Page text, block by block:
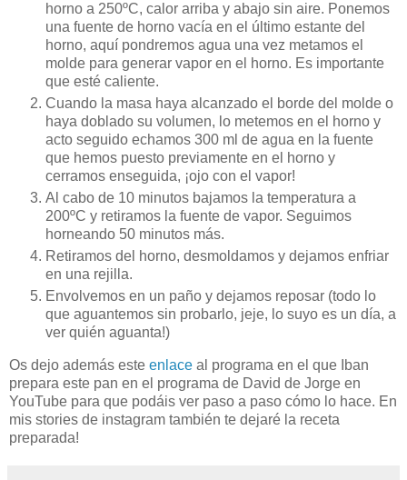
horno a 250ºC, calor arriba y abajo sin aire. Ponemos
una fuente de horno vacía en el último estante del
horno, aquí pondremos agua una vez metamos el
molde para generar vapor en el horno. Es importante
que esté caliente.
Cuando la masa haya alcanzado el borde del molde o
haya doblado su volumen, lo metemos en el horno y
acto seguido echamos 300 ml de agua en la fuente
que hemos puesto previamente en el horno y
cerramos enseguida, ¡ojo con el vapor!
Al cabo de 10 minutos bajamos la temperatura a
200ºC y retiramos la fuente de vapor. Seguimos
horneando 50 minutos más.
Retiramos del horno, desmoldamos y dejamos enfriar
en una rejilla.
Envolvemos en un paño y dejamos reposar (todo lo
que aguantemos sin probarlo, jeje, lo suyo es un día, a
ver quién aguanta!)
Os dejo además este enlace al programa en el que Iban
prepara este pan en el programa de David de Jorge en
YouTube para que podáis ver paso a paso cómo lo hace. En
mis stories de instagram también te dejaré la receta
preparada!